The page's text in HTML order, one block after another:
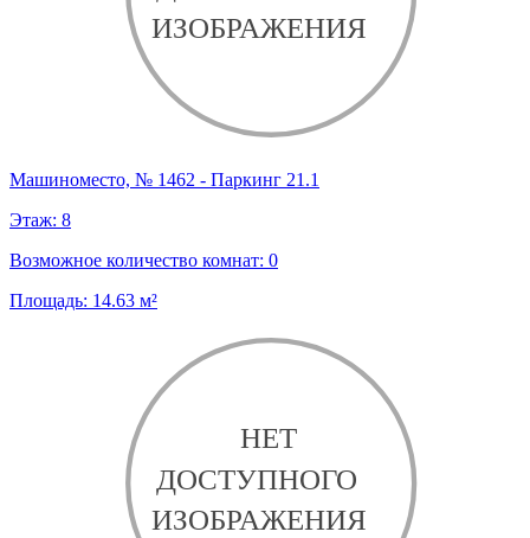
Машиноместо, № 1462 - Паркинг 21.1
Этаж: 8
Возможное количество комнат: 0
Площадь: 14.63 м²